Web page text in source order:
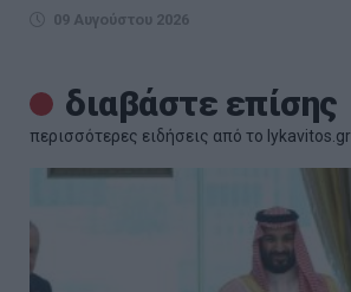
09 Αυγούστου 2026
διαβάστε επίσης
περισσότερες ειδήσεις από το lykavitos.gr